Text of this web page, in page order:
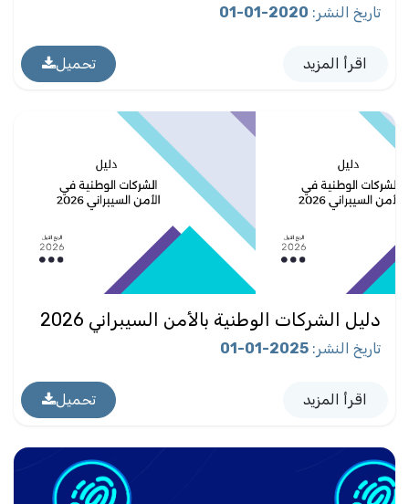
تاريخ النشر :
2020-01-01
اقرأ المزيد تحميل
دليل الشركات الوطنية بالأمن السيبراني 2026
تاريخ النشر :
2025-01-01
اقرأ المزيد تحميل